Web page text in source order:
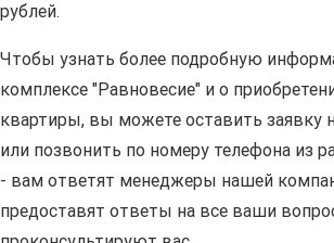
рублей.
Чтобы узнать более подробную
комплексе "Равновесие" и о
квартиры, вы можете оставить заявку
или позвонить по номеру телефона из
- вам ответят менеджеры нашей
предоставят ответы на все ваши